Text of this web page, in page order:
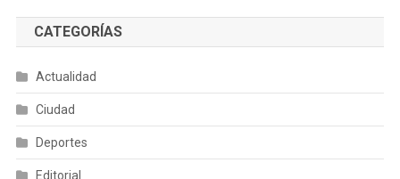
CATEGORÍAS
Actualidad
Ciudad
Deportes
Editorial